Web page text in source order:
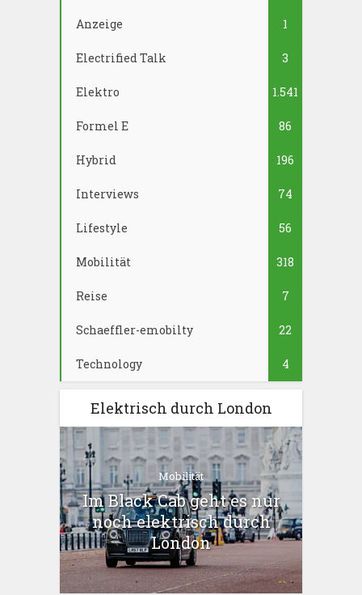
Anzeige 1
Electrified Talk 3
Elektro 1.541
Formel E 86
Hybrid 196
Interviews 74
Lifestyle 56
Mobilität 318
Reise 7
Schaeffler-emobilty 22
Technology 4
Elektrisch durch London
Mobilität
Im Black Cab geht es nur
noch elektrisch durch
London